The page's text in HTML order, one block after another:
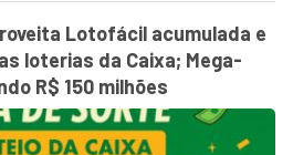
Lotofácil acumulada e
loterias da Caixa; Mega-
R$ 150 milhões